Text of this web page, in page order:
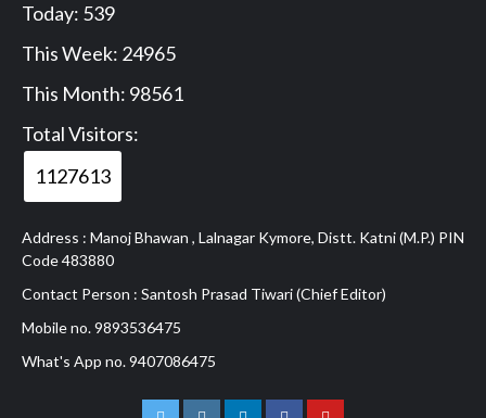
Today: 539
This Week: 24965
This Month: 98561
Total Visitors:
1127613
Address : Manoj Bhawan , Lalnagar Kymore, Distt. Katni (M.P.) PIN
Code 483880
Contact Person : Santosh Prasad Tiwari (Chief Editor)
Mobile no. 9893536475
What's App no. 9407086475